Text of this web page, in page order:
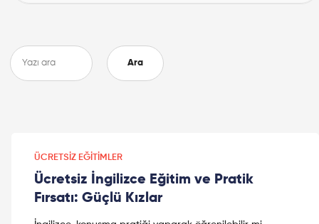
Ara
ÜCRETSIZ EĞITIMLER
Ücretsiz İngilizce Eğitim ve Pratik
Fırsatı: Güçlü Kızlar